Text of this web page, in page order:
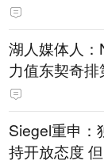
湖人媒体人
力值东契奇
Siegel重申：
持开放态度